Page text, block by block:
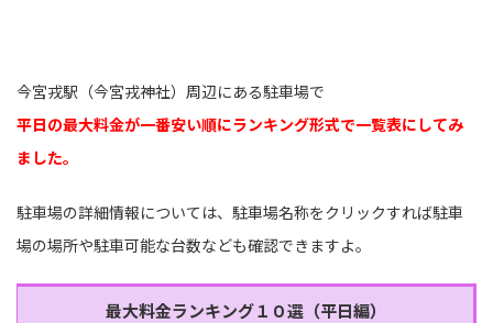
今宮戎駅（今宮戎神社）周辺にある駐車場で
平日の最大料金が一番安い順にランキング形式で一覧表にしてみ
ました。
駐車場の詳細情報については、駐車場名称をクリックすれば駐車
場の場所や駐車可能な台数なども確認できますよ。
最大料金ランキング１０選（平日編）